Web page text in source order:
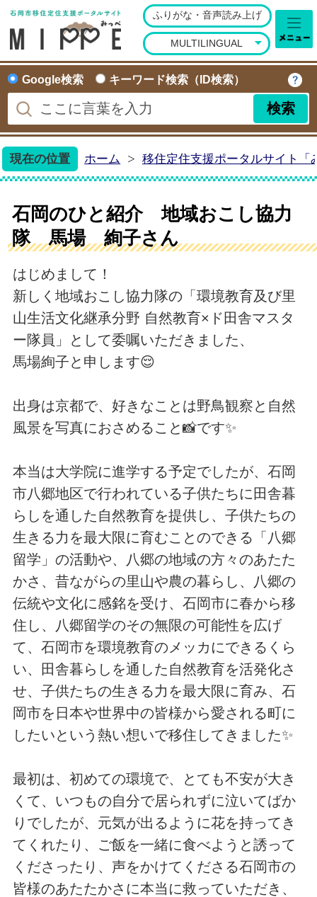
石岡市移住定住ポー
ふりがな・音声読み上げ
MULTILINGUAL
Google検索 キーワード検索（ID検索）
現在の位置 ホーム 移住定住支援ポータルサイト「
石岡のひと紹介 地域おこし協力
隊 馬場 絢子さん
はじめまして！
新しく地域おこし協力隊の「環境教育及び里
山生活文化継承分野 自然教育×ド田舎マスタ
ー隊員」として委嘱いただきました、
馬場絢子と申します😌
出身は京都で、好きなことは野鳥観察と自然
風景を写真におさめること📸です✨
本当は大学院に進学する予定でしたが、石岡
市八郷地区で行われている子供たちに田舎暮
らしを通した自然教育を提供し、子供たちの
生きる力を最大限に育むことのできる「八郷
留学」の活動や、八郷の地域の方々のあたた
かさ、昔ながらの里山や農の暮らし、八郷の
伝統や文化に感銘を受け、石岡市に春から移
住し、八郷留学のその無限の可能性を広げ
て、石岡市を環境教育のメッカにできるくら
い、田舎暮らしを通した自然教育を活発化さ
せ、子供たちの生きる力を最大限に育み、石
岡市を日本や世界中の皆様から愛される町に
したいという熱い想いで移住してきました✨
最初は、初めての環境で、とても不安が大き
くて、いつもの自分で居られずに泣いてばか
りでしたが、元気が出るように花を持ってき
てくれたり、ご飯を一緒に食べようと誘って
くださったり、声をかけてくださる石岡市の
皆様のあたたかさに本当に救っていただき、